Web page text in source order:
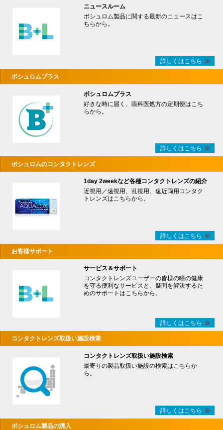
ニュースルーム
ボシュロム製品に関する最新のニュースはこ
ちらから。
詳しくはこちら
ボシュロムプラス
ボシュロムプラス
好きな時に届く、眼科医処方の定期便はこち
らから。
詳しくはこちら
ボシュロムのコンタクトレンズ
1day 2weekなど各種コンタクトレンズの紹介
近視用／遠視用、乱視用、遠近両用コンタク
トレンズはこちらから。
詳しくはこちら
お客様サポート
サービス＆サポート
コンタクトレンズユーザーの皆様の瞳の健康
を守る便利なサービスと、疑問を解決するた
めのサポートはこちらから。
詳しくはこちら
コンタクトレンズ取扱い施設検索
コンタクトレンズ取扱い施設検索
最寄りの製品取扱い施設の検索はこちらか
ら。
詳しくはこちら
ボシュロム製品の購入